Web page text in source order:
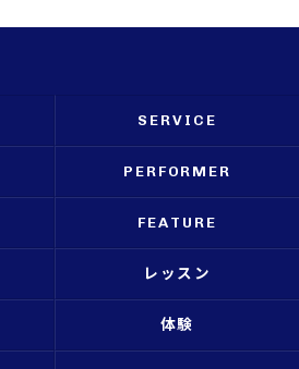
SERVICE
PERFORMER
FEATURE
レッスン
体験